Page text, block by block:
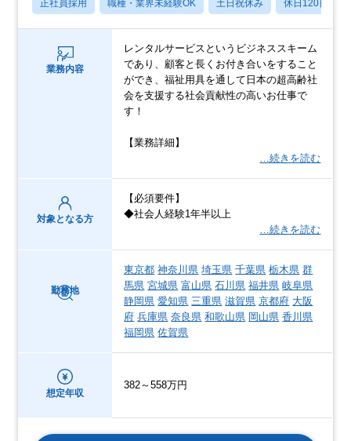
正社員採用 職種・業界未経験OK 土日祝休み 休日120日以上
業務内容
レンタルサービスというビジネススキーム
であり、顧客と長くお付き合いをすること
ができ、福祉用具を通して日本の超高齢社
会を支援する社会貢献性の高いお仕事で
す！
【業務詳細】
…続きを読む
対象となる方
【必須要件】
◆社会人経験1年半以上
…続きを読む
勤務地
東京都 神奈川県 埼玉県 千葉県 栃木県 群
馬県 宮城県 富山県 石川県 福井県 岐阜県
静岡県 愛知県 三重県 滋賀県 京都府 大阪
府 兵庫県 奈良県 和歌山県 岡山県 香川県
福岡県 佐賀県
想定年収
382～558万円